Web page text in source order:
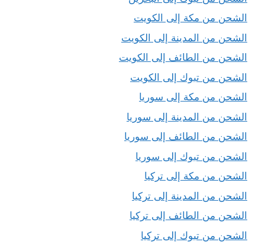
الشحن من مكة إلى الكويت
الشحن من المدينة إلى الكويت
الشحن من الطائف إلى الكويت
الشحن من تبوك إلى الكويت
الشحن من مكة إلى سوريا
الشحن من المدينة إلى سوريا
الشحن من الطائف إلى سوريا
الشحن من تبوك إلى سوريا
الشحن من مكة إلى تركيا
الشحن من المدينة إلى تركيا
الشحن من الطائف إلى تركيا
الشحن من تبوك إلى تركيا